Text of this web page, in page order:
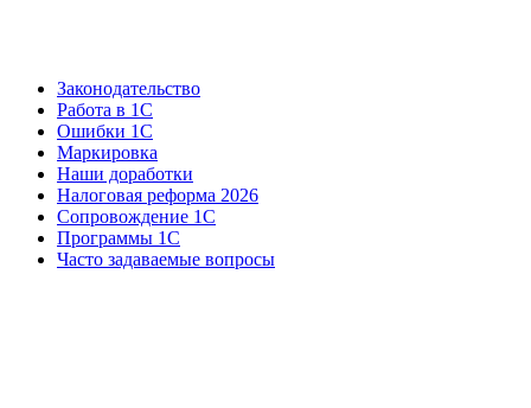
Законодательство
Работа в 1С
Ошибки 1С
Маркировка
Наши доработки
Налоговая реформа 2026
Сопровождение 1С
Программы 1С
Часто задаваемые вопросы